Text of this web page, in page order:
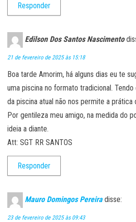
Responder
Edilson Dos Santos Nascimento
21 de fevereiro de 2025 às 15:18
Boa tarde Amorim, há alguns dias eu te
uma piscina no formato tradicional.
da piscina atual não nos permite a prática
Por gentileza meu amigo, na medida do
ideia a diante.
Att: SGT RR SANTOS
Responder
Mauro Domingos Pereira disse:
23 de fevereiro de 2025 às 09:43